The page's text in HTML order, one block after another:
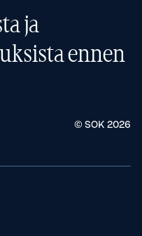
ja
ennen
© SOK 2026